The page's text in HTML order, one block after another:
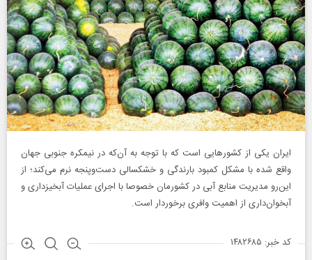
ایران یکی از کشورهایی است که با توجه به آن‌که در نیمکره جنوبی جهان
واقع شده با مشکل کمبود بارندگی و خشکسالی دست‌و‌پنجه نرم می‌کند؛ از
این‌رو مدیریت منابع آبی در کشورمان خصوصا با اجرای عملیات آبخیزداری و
آبخوان‌داری از اهمیت وافری برخوردار است.
کد خبر: ۱۴۸۲۶۸۵